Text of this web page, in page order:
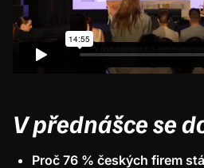
V přednášce se
Proč 76 % českých firem